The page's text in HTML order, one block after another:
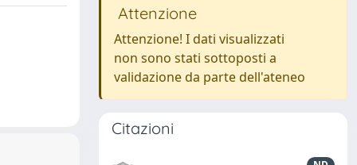
Attenzione
Attenzione! I dati visualizzati
non sono stati sottoposti a
validazione da parte dell'ateneo
Citazioni